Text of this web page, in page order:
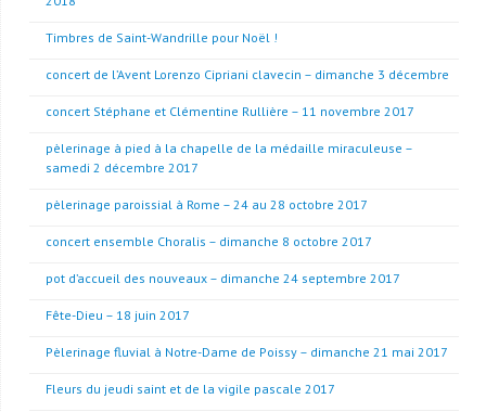
Timbres de Saint-Wandrille pour Noël !
concert de l’Avent Lorenzo Cipriani clavecin – dimanche 3 décembre
concert Stéphane et Clémentine Rullière – 11 novembre 2017
pèlerinage à pied à la chapelle de la médaille miraculeuse –
samedi 2 décembre 2017
pèlerinage paroissial à Rome – 24 au 28 octobre 2017
concert ensemble Choralis – dimanche 8 octobre 2017
pot d’accueil des nouveaux – dimanche 24 septembre 2017
Fête-Dieu – 18 juin 2017
Pèlerinage fluvial à Notre-Dame de Poissy – dimanche 21 mai 2017
Fleurs du jeudi saint et de la vigile pascale 2017